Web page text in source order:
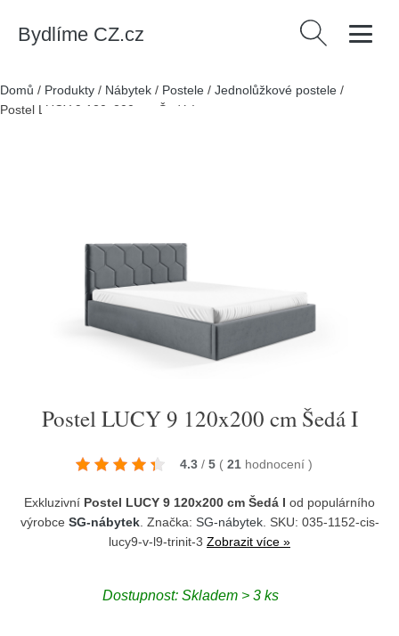
Bydlíme CZ.cz Vyhledávání
Domů / Produkty / Nábytek / Postele / Jednolůžkové postele /
Postel LUCY 9 120x200 cm Šedá I
Postel LUCY 9 120x200 cm Šedá I
4.3 / 5 ( 21 hodnocení )
Exkluzivní Postel LUCY 9 120x200 cm Šedá I od populárního
výrobce SG-nábytek. Značka: SG-nábytek. SKU: 035-1152-cis-
lucy9-v-l9-trinit-3 Zobrazit více »
Dostupnost: Skladem > 3 ks